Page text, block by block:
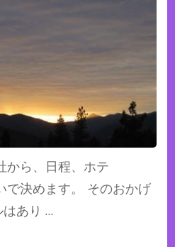
から、日程、ホテ
で決めます。 そのおかげ
あり …